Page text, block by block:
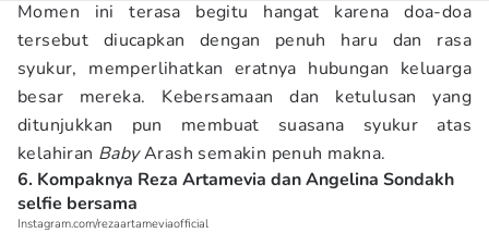
Momen ini terasa begitu hangat karena doa-doa
tersebut diucapkan dengan penuh haru dan rasa
syukur, memperlihatkan eratnya hubungan keluarga
besar mereka. Kebersamaan dan ketulusan yang
ditunjukkan pun membuat suasana syukur atas
kelahiran BabyArash semakin penuh makna.
6. Kompaknya Reza Artamevia dan Angelina Sondakh
selfie bersama
Instagram.com/rezaartameviaofficial